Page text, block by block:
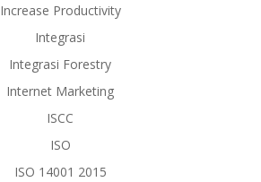
Increase Productivity
Integrasi
Integrasi Forestry
Internet Marketing
ISCC
ISO
ISO 14001 2015